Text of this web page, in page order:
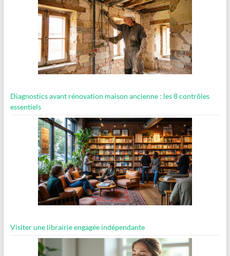
Diagnostics avant rénovation maison ancienne : les 8 contrôles
essentiels
Visiter une librairie engagée indépendante